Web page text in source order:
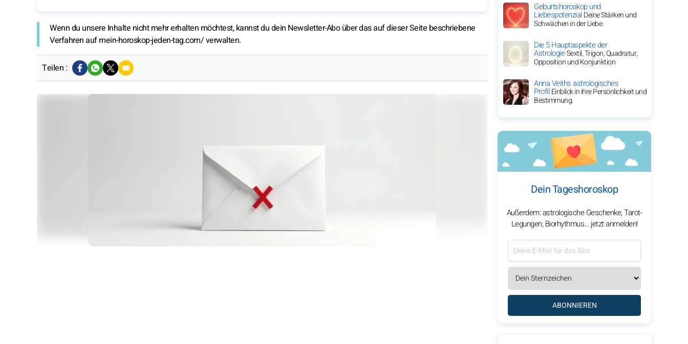
Wenn du unsere Inhalte nicht mehr erhalten möchtest, kannst du dein Newsletter-Abo über das auf dieser Seite beschriebene
Verfahren auf mein-horoskop-jeden-tag.com/ verwalten.
Teilen :
Geburtshoroskop und
LiebespotenzialDeine Stärken und
Schwächen in der Liebe.
Die 5 Hauptaspekte der
AstrologieSextil, Trigon, Quadratur,
Opposition und Konjunktion
Anna Veiths astrologisches
ProfilEinblick in ihre Persönlichkeit und
Bestimmung.
Dein Tageshoroskop
Außerdem: astrologische Geschenke, Tarot-
Legungen, Biorhythmus… jetzt anmelden!
ABONNIEREN